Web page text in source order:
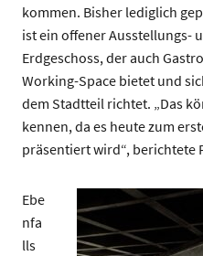
kommen. Bisher lediglich
ist ein offener Ausstellungs-
Erdgeschoss, der auch
Working-Space bietet und
dem Stadtteil richtet. „Das
kennen, da es heute zum
präsentiert wird“, berichtete
Ebe
nfa
lls